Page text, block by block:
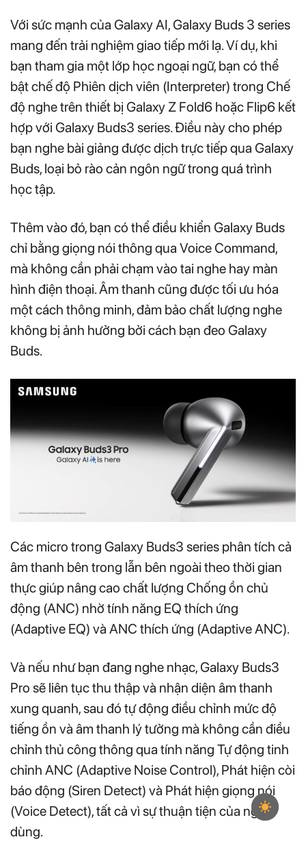
Với sức mạnh của Galaxy AI, Galaxy Buds 3 series
mang đến trải nghiệm giao tiếp mới lạ. Ví dụ, khi
bạn tham gia một lớp học ngoại ngữ, bạn có thể
bật chế độ Phiên dịch viên (Interpreter) trong Chế
độ nghe trên thiết bị Galaxy Z Fold6 hoặc Flip6 kết
hợp với Galaxy Buds3 series. Điều này cho phép
bạn nghe bài giảng được dịch trực tiếp qua Galaxy
Buds, loại bỏ rào cản ngôn ngữ trong quá trình
học tập.
Thêm vào đó, bạn có thể điều khiển Galaxy Buds
chỉ bằng giọng nói thông qua Voice Command,
mà không cần phải chạm vào tai nghe hay màn
hình điện thoại. Âm thanh cũng được tối ưu hóa
một cách thông minh, đảm bảo chất lượng nghe
không bị ảnh hưởng bởi cách bạn đeo Galaxy
Buds.
Các micro trong Galaxy Buds3 series phân tích cả
âm thanh bên trong lẫn bên ngoài theo thời gian
thực giúp nâng cao chất lượng Chống ồn chủ
động (ANC) nhờ tính năng EQ thích ứng
(Adaptive EQ) và ANC thích ứng (Adaptive ANC).
Và nếu như bạn đang nghe nhạc, Galaxy Buds3
Pro sẽ liên tục thu thập và nhận diện âm thanh
xung quanh, sau đó tự động điều chỉnh mức độ
tiếng ồn và âm thanh lý tưởng mà không cần điều
chỉnh thủ công thông qua tính năng Tự động tinh
chỉnh ANC (Adaptive Noise Control), Phát hiện còi
báo động (Siren Detect) và Phát hiện giọng nói
(Voice Detect), tất cả vì sự thuận tiện của người
dùng.